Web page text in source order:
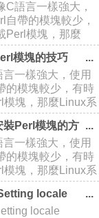
語言一樣強大，
帶的模塊較少，
Perl模塊，那麼
從CPAN上安裝
來看看吧。
模塊的技巧
一樣強大，使用
的模塊較少，有時
模塊，那麼Linux系
上安裝Perl模塊
。你可以從CPAN
Perl模塊的方
一樣強大，使用
的模塊較少，有時
模塊，那麼Linux系
上安裝Perl模塊
吧。 你可以從
要的Perl
locale
locale